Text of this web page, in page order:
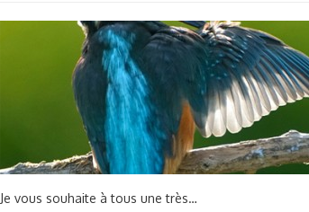
Je vous souhaite à tous une très…